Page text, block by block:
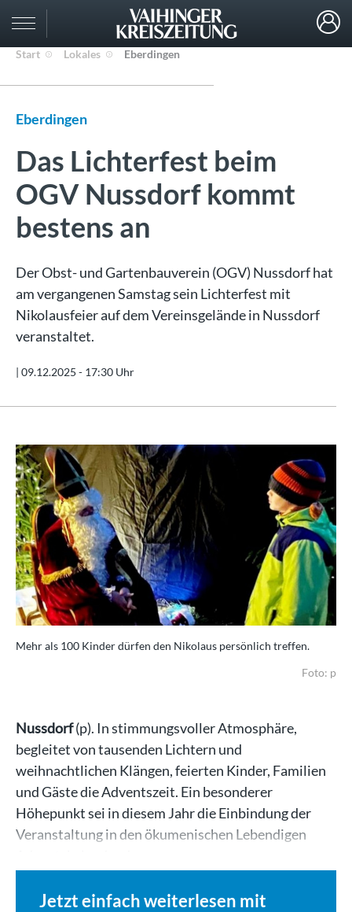
Start Lokales Eberdingen
Eberdingen
Das Lichterfest beim
OGV Nussdorf kommt
bestens an
Der Obst- und Gartenbauverein (OGV) Nussdorf hat
am vergangenen Samstag sein Lichterfest mit
Nikolausfeier auf dem Vereinsgelände in Nussdorf
veranstaltet.
| 09.12.2025 - 17:30 Uhr
Mehr als 100 Kinder dürfen den Nikolaus persönlich treffen.
Foto: p
Nussdorf(p). In stimmungsvoller Atmosphäre,
begleitet von tausenden Lichtern und
weihnachtlichen Klängen, feierten Kinder, Familien
und Gäste die Adventszeit. Ein besonderer
Höhepunkt sei in diesem Jahr die Einbindung der
Veranstaltung in den ökumenischen Lebendigen
Jetzt einfach weiterlesen mit